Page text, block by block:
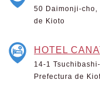
50 Daimonji-cho,
de Kioto
HOTEL
14-1
Prefectura de